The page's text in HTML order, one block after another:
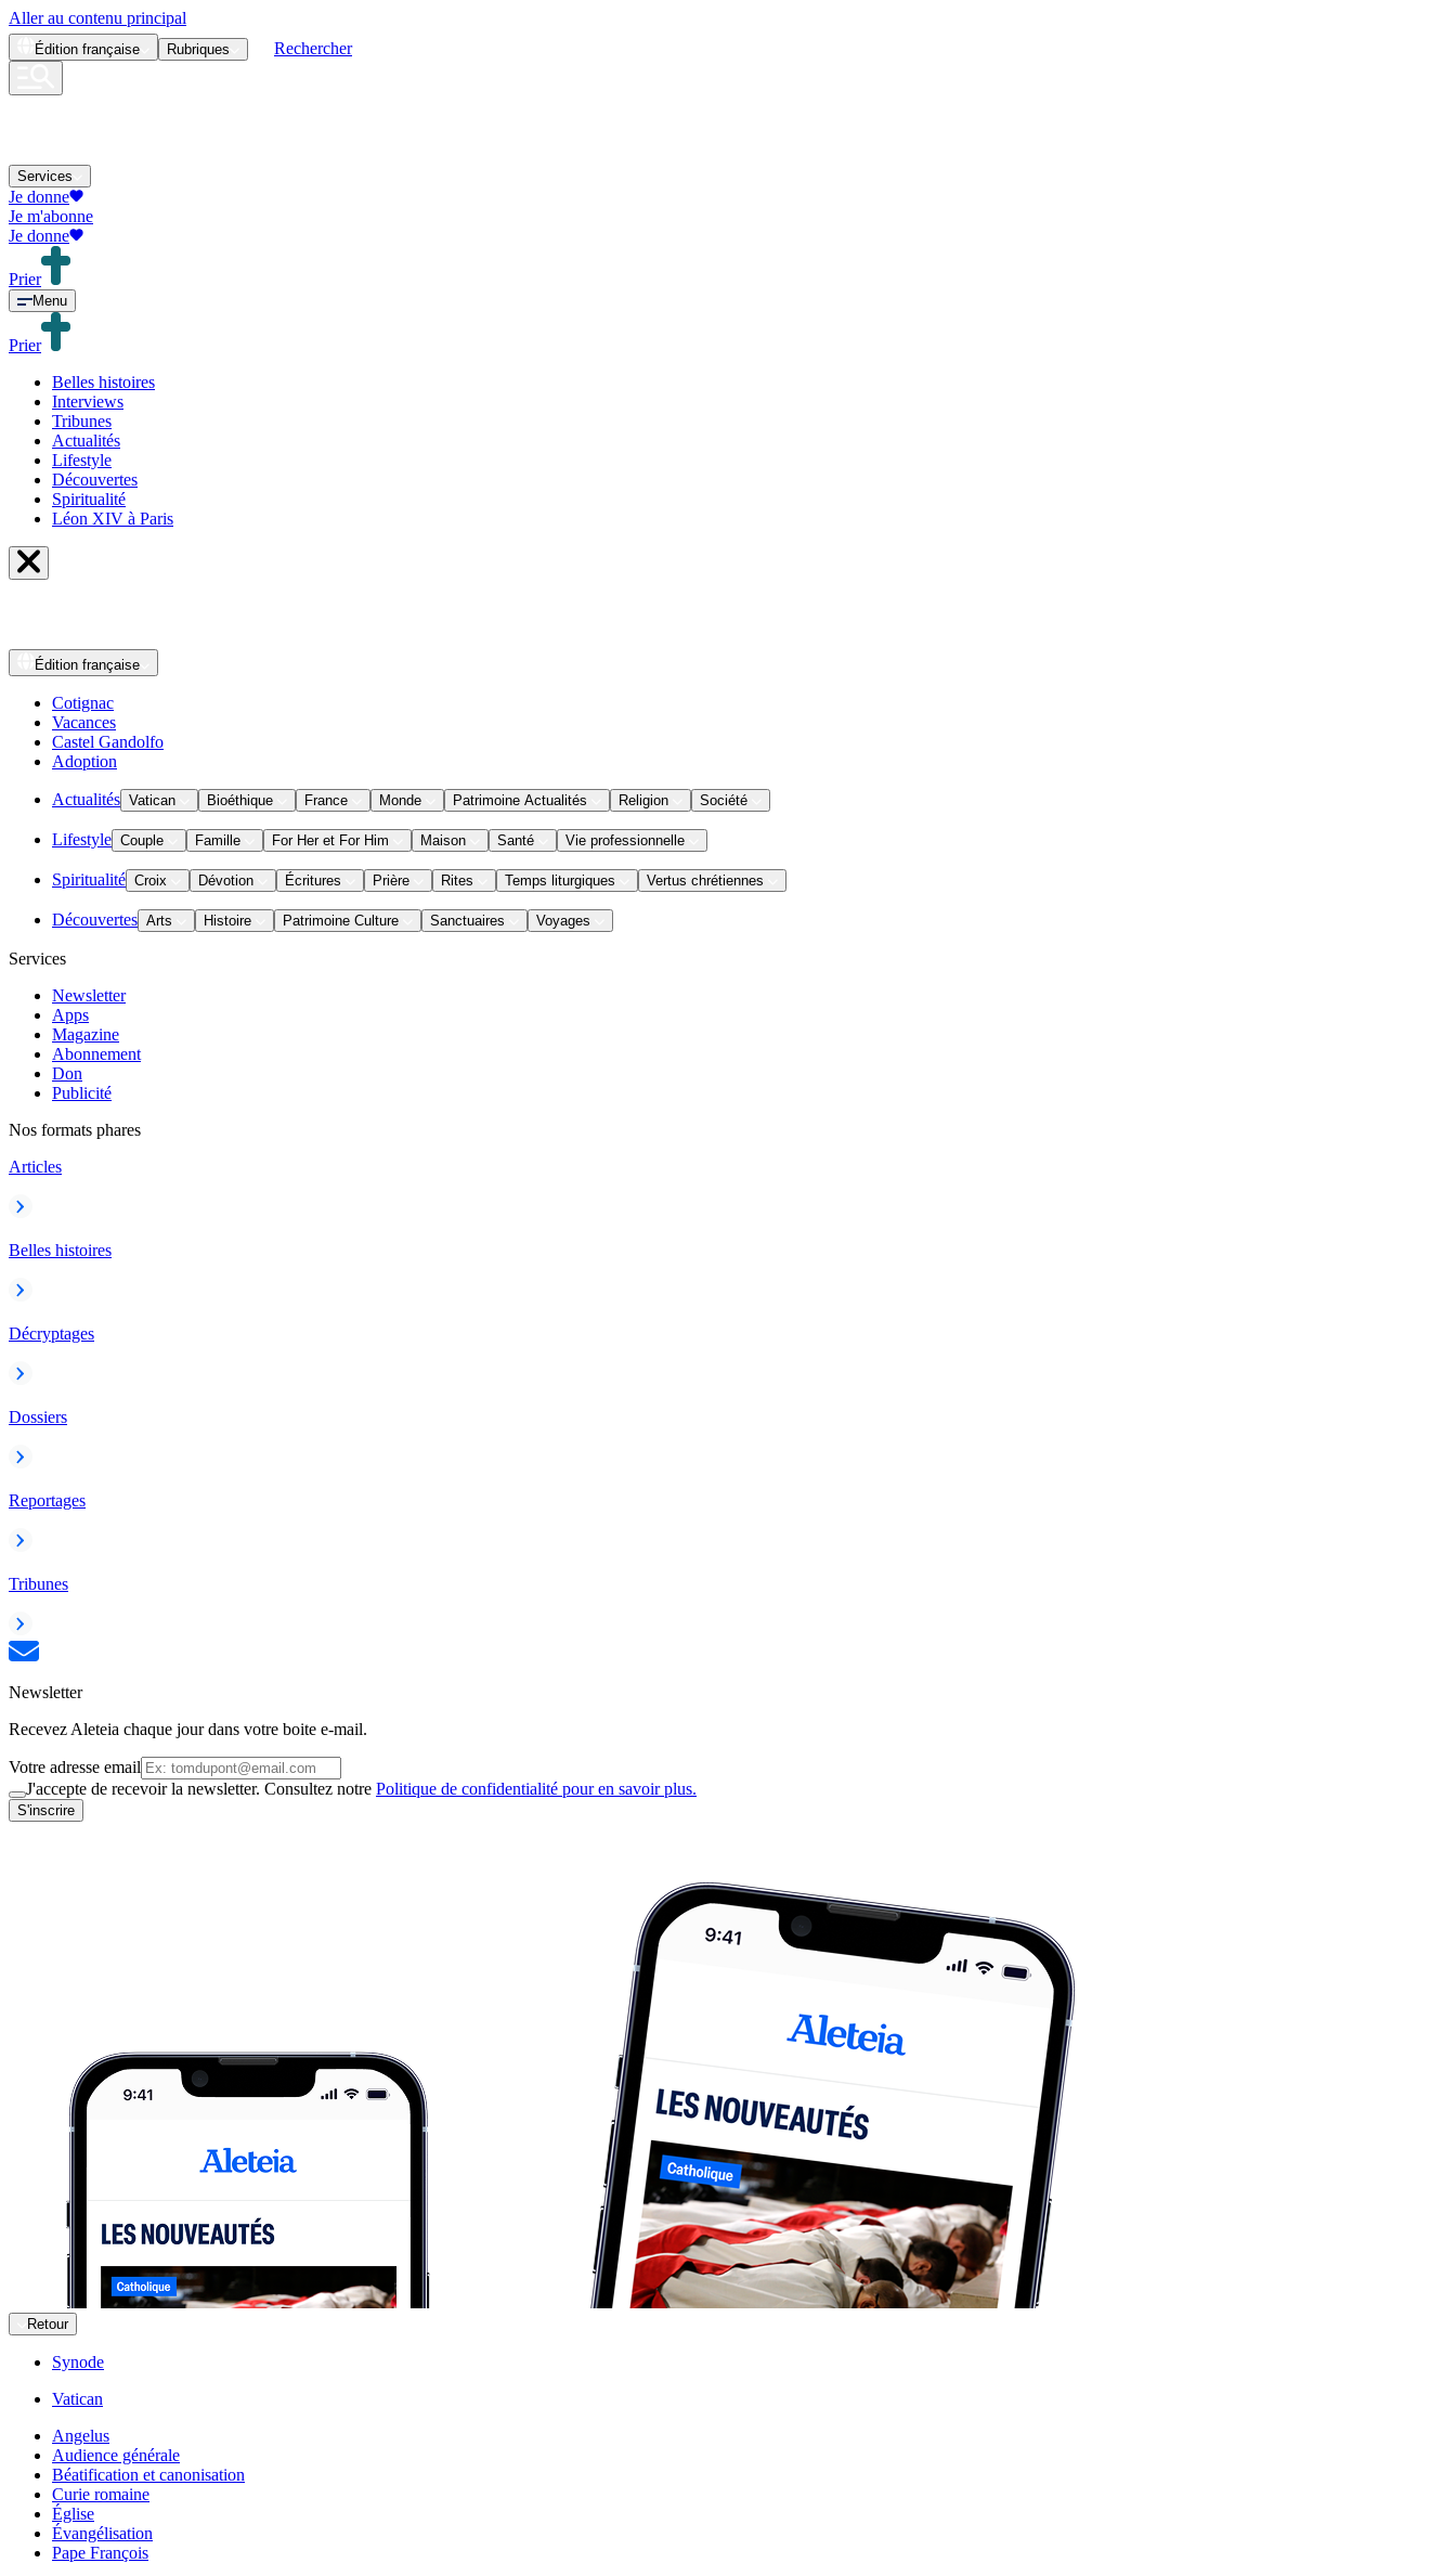
Aller au contenu principal
Édition française Rubriques Rechercher
Services
Je donne
Je m'abonne
Je donne
Prier
Menu
Prier
Belles histoires
Interviews
Tribunes
Actualités
Lifestyle
Découvertes
Spiritualité
Léon XIV à Paris
Édition française
Cotignac
Vacances
Castel Gandolfo
Adoption
Actualités Vatican Bioéthique France Monde Patrimoine Actualités Religion Société
Lifestyle Couple Famille For Her et For Him Maison Santé Vie professionnelle
Spiritualité Croix Dévotion Écritures Prière Rites Temps liturgiques Vertus chrétiennes
Découvertes Arts Histoire Patrimoine Culture Sanctuaires Voyages
Services
Newsletter
Apps
Magazine
Abonnement
Don
Publicité
Nos formats phares
Articles
Belles histoires
Décryptages
Dossiers
Reportages
Tribunes
Newsletter
Recevez Aleteia chaque jour dans votre boite e-mail.
Votre adresse email
J'accepte de recevoir la newsletter. Consultez notre Politique de confidentialité pour en savoir plus.
S'inscrire
Retour
Synode
Vatican
Angelus
Audience générale
Béatification et canonisation
Curie romaine
Église
Évangélisation
Pape François